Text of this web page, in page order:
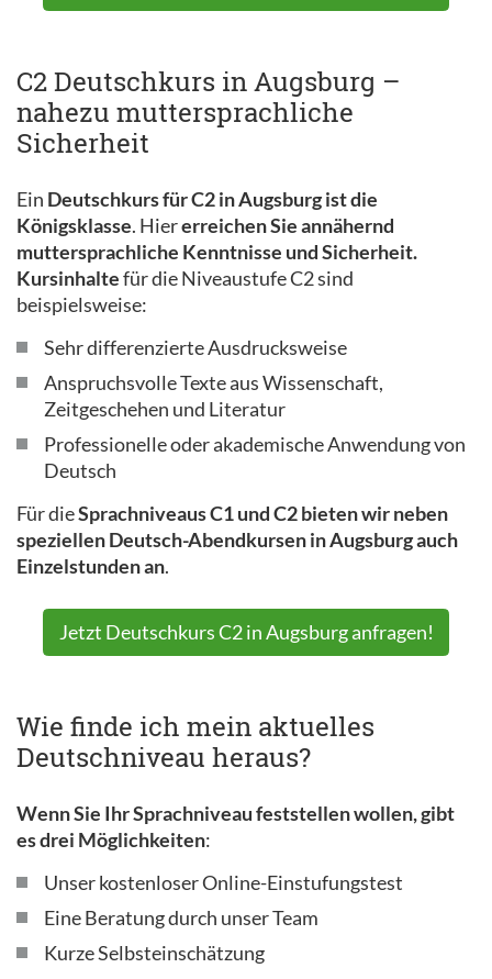
C2 Deutschkurs in Augsburg –
nahezu muttersprachliche
Sicherheit
Ein Deutschkurs für C2 in Augsburg ist die
Königsklasse. Hiererreichen Sie annähernd
muttersprachliche Kenntnisse und Sicherheit.
Kursinhaltefür die Niveaustufe C2 sind
beispielsweise:
Sehr differenzierte Ausdrucksweise
Anspruchsvolle Texte aus Wissenschaft,
Zeitgeschehen und Literatur
Professionelle oder akademische Anwendung von
Deutsch
Für dieSprachniveaus C1 und C2 bieten wir neben
speziellen Deutsch-Abendkursen in Augsburg auch
Einzelstunden an.
Jetzt Deutschkurs C2 in Augsburg anfragen!
Wie finde ich mein aktuelles
Deutschniveau heraus?
Wenn Sie Ihr Sprachniveau feststellen wollen, gibt
es drei Möglichkeiten:
Unser kostenloser Online-Einstufungstest
Eine Beratung durch unser Team
Kurze Selbsteinschätzung